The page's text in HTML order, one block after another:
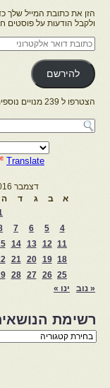
הזן את כתובת המייל שלך
ולקבל הודעות על פוסטים
כתובת
דואר
אלקטרוני
להירשם
הצטרפו ל 239 מנויים נוספים
Translate
דצמבר 2016
א
ב ג ד ה
4
5
6
7
11
12
13
14
18
19
20
21
25
26
27
28
« נוב
ינו »
רשימת
רשימת
הנושאים